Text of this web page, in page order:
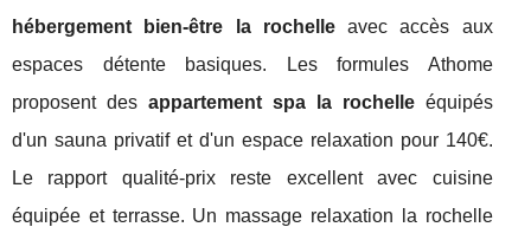
hébergement bien-être la rochelleavec accès aux
espaces détente basiques. Les formules Athome
proposent des appartement spa la rochelleéquipés
d'un sauna privatif et d'un espace relaxation pour 140€.
Le rapport qualité-prix reste excellent avec cuisine
équipée et terrasse. Un massage relaxation la rochelle